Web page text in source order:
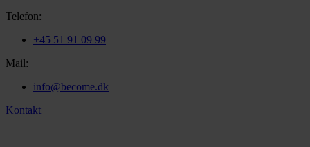
Telefon:
+45 51 91 09 99
Mail:
info@become.dk
Kontakt